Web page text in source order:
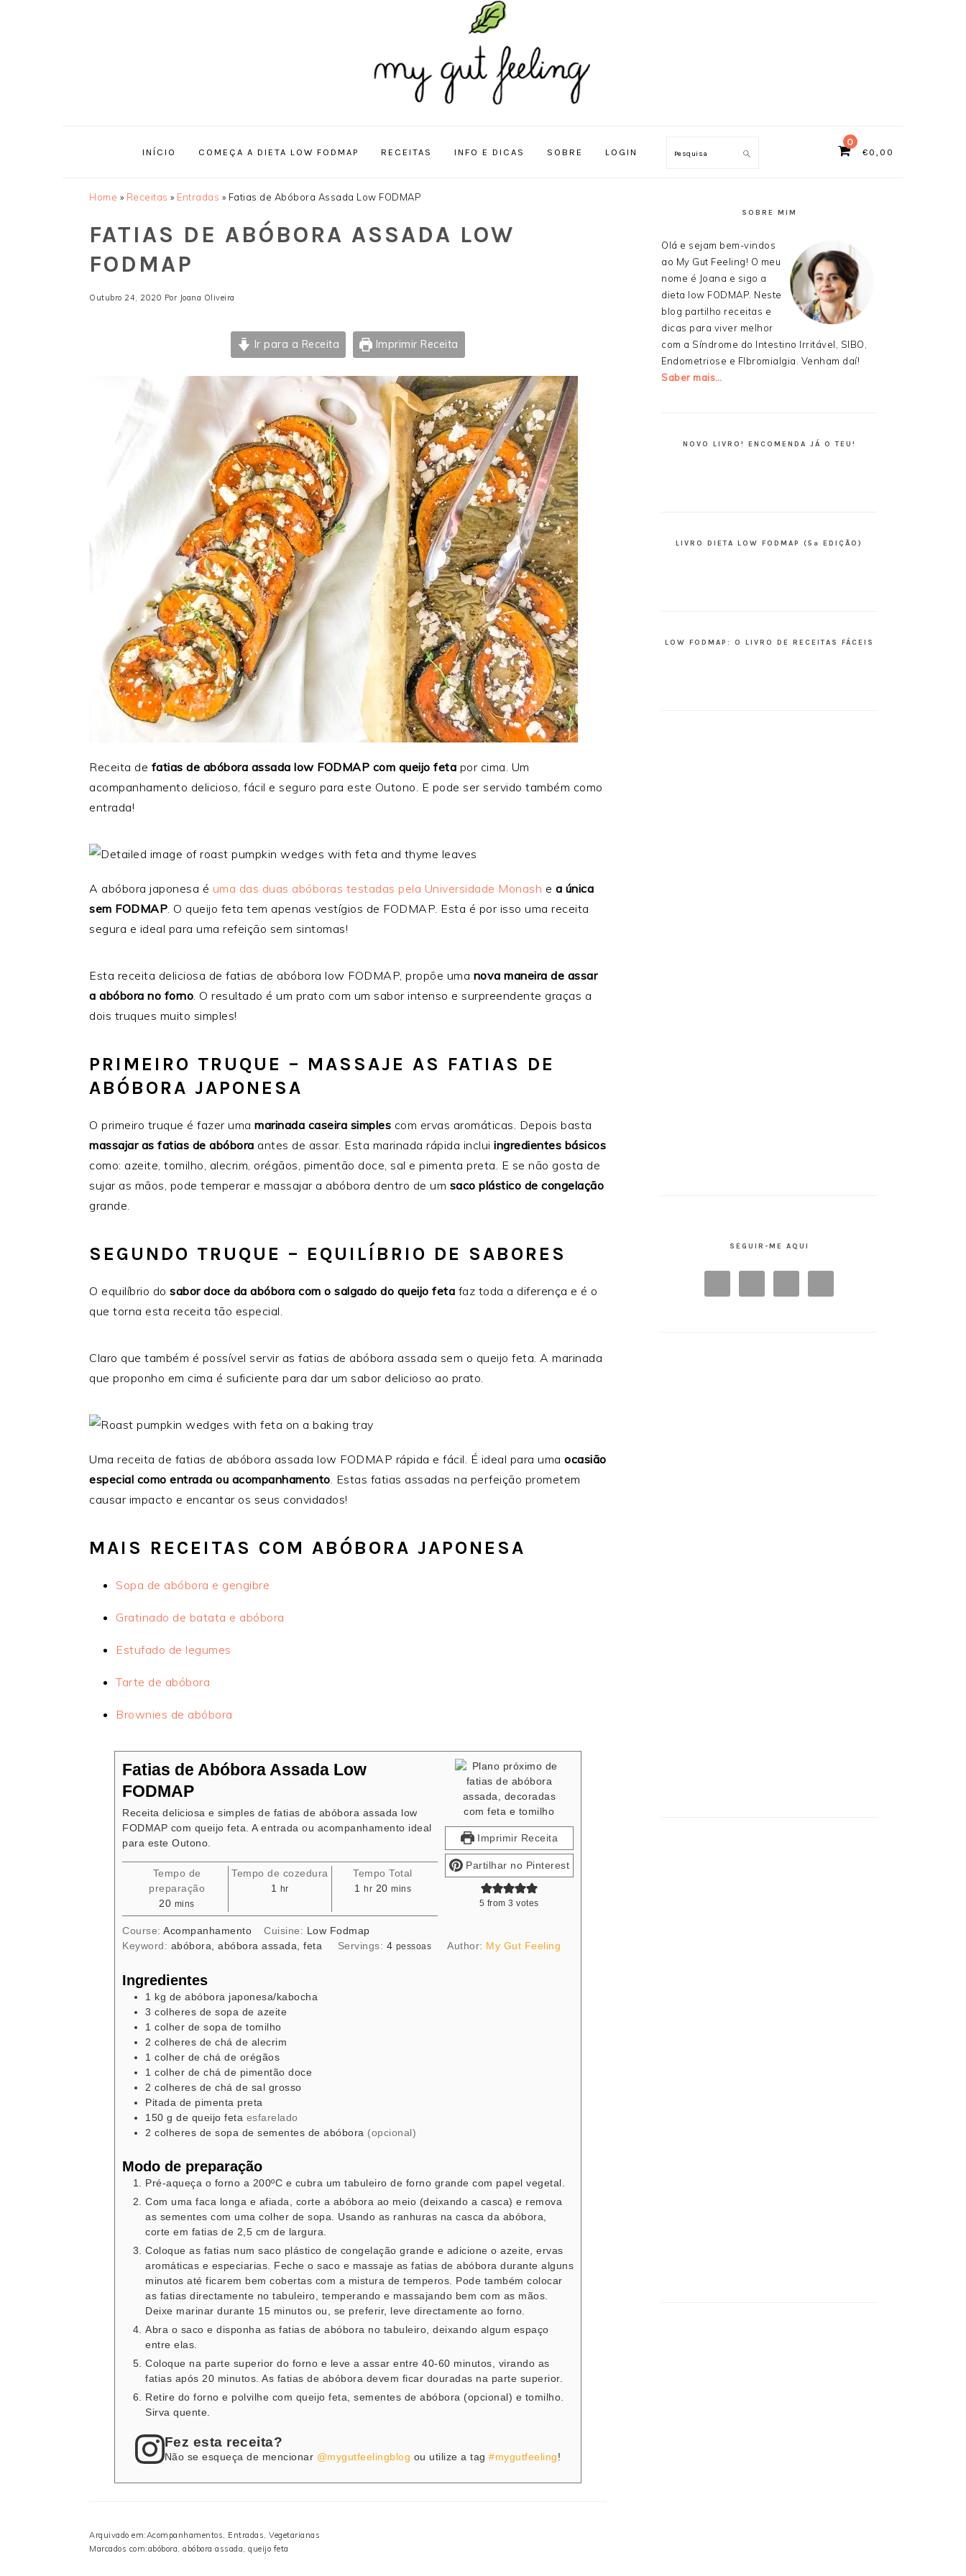
INÍCIO COMEÇA A DIETA LOW FODMAP RECEITAS INFO E DICAS SOBRE
0
€ 0,00
LOGIN Search
Home » Receitas » Entradas » Fatias de Abóbora Assada Low FODMAP
FATIAS DE ABÓBORA ASSADA LOW
FODMAP
Outubro 24, 2020 Por Joana Oliveira
Ir para a Receita Imprimir Receita
Receita de fatias de abóbora assada low FODMAP com queijo feta por cima. Um
acompanhamento delicioso, fácil e seguro para este Outono. E pode ser servido também como
entrada!
A abóbora japonesa é uma das duas abóboras testadas pela Universidade Monash e a única
sem FODMAP. O queijo feta tem apenas vestígios de FODMAP. Esta é por isso uma receita
segura e ideal para uma refeição sem sintomas!
Esta receita deliciosa de fatias de abóbora low FODMAP, propõe uma nova maneira de assar
a abóbora no forno. O resultado é um prato com um sabor intenso e surpreendente graças a
dois truques muito simples!
PRIMEIRO TRUQUE – MASSAJE AS FATIAS DE
ABÓBORA JAPONESA
O primeiro truque é fazer uma marinada caseira simples com ervas aromáticas. Depois basta
massajar as fatias de abóbora antes de assar. Esta marinada rápida inclui ingredientes básicos
como: azeite, tomilho, alecrim, orégãos, pimentão doce, sal e pimenta preta. E se não gosta de
sujar as mãos, pode temperar e massajar a abóbora dentro de um saco plástico de congelação
grande.
SEGUNDO TRUQUE – EQUILÍBRIO DE SABORES
O equilíbrio do sabor doce da abóbora com o salgado do queijo feta faz toda a diferença e é o
que torna esta receita tão especial.
Claro que também é possível servir as fatias de abóbora assada sem o queijo feta. A marinada
que proponho em cima é suficiente para dar um sabor delicioso ao prato.
Uma receita de fatias de abóbora assada low FODMAP rápida e fácil. É ideal para uma ocasião
especial como entrada ou acompanhamento. Estas fatias assadas na perfeição prometem
causar impacto e encantar os seus convidados!
MAIS RECEITAS COM ABÓBORA JAPONESA
Sopa de abóbora e gengibre
Gratinado de batata e abóbora
Estufado de legumes
Tarte de abóbora
Brownies de abóbora
Imprimir Receita
Partilhar no Pinterest
5 from3 votes
Fatias de Abóbora Assada Low
FODMAP
Receita deliciosa e simples de fatias de abóbora assada low
FODMAP com queijo feta. A entrada ou acompanhamento ideal
para este Outono.
Tempo de
preparação
20minutes
mins
Tempo de cozedura
1 hour
hr
Tempo Total
1 hour
hr 20minutes
mins
Course: Acompanhamento Cuisine: Low Fodmap
Keyword: abóbora, abóbora assada, feta Servings: 4 pessoas Author: My Gut Feeling
Ingredientes
1 kg de abóbora japonesa/kabocha
3 colheres de sopa de azeite
1 colher de sopa de tomilho
2 colheres de chá de alecrim
1 colher de chá de orégãos
1 colher de chá de pimentão doce
2 colheres de chá de sal grosso
Pitada de pimenta preta
150 g de queijo feta esfarelado
2 colheres de sopa de sementes de abóbora (opcional)
Modo de preparação
Pré-aqueça o forno a 200ºC e cubra um tabuleiro de forno grande com papel vegetal.
Com uma faca longa e afiada, corte a abóbora ao meio (deixando a casca) e remova
as sementes com uma colher de sopa. Usando as ranhuras na casca da abóbora,
corte em fatias de 2,5 cm de largura.
Coloque as fatias num saco plástico de congelação grande e adicione o azeite, ervas
aromáticas e especiarias. Feche o saco e massaje as fatias de abóbora durante alguns
minutos até ficarem bem cobertas com a mistura de temperos. Pode também colocar
as fatias directamente no tabuleiro, temperando e massajando bem com as mãos.
Deixe marinar durante 15 minutos ou, se preferir, leve directamente ao forno.
Abra o saco e disponha as fatias de abóbora no tabuleiro, deixando algum espaço
entre elas.
Coloque na parte superior do forno e leve a assar entre 40-60 minutos, virando as
fatias após 20 minutos. As fatias de abóbora devem ficar douradas na parte superior.
Retire do forno e polvilhe com queijo feta, sementes de abóbora (opcional) e tomilho.
Sirva quente.
Fez esta receita?
Não se esqueça de mencionar @mygutfeelingblog ou utilize a tag#mygutfeeling!
Arquivado em: Acompanhamentos Entradas Vegetarianas
Marcados com:abóbora abóbora assada queijo feta
SOBRE MIM
Olá e sejam bem-vindos
ao My Gut Feeling! O meu
nome é Joana e sigo a
dieta low FODMAP. Neste
blog partilho receitas e
dicas para viver melhor
com a Síndrome do Intestino Irritável, SIBO,
Endometriose e FIbromialgia. Venham daí!
Saber mais…
NOVO LIVRO! ENCOMENDA JÁ O TEU!
LIVRO DIETA LOW FODMAP (5ª EDIÇÃO)
LOW FODMAP: O LIVRO DE RECEITAS FÁCEIS
SEGUIR-ME AQUI